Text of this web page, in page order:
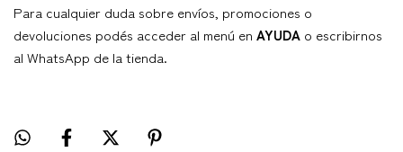
Para cualquier duda sobre envíos, promociones o
devoluciones podés acceder al menú en AYUDA o escribirnos
al WhatsApp de la tienda.